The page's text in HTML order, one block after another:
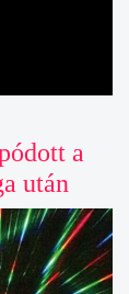
a
után